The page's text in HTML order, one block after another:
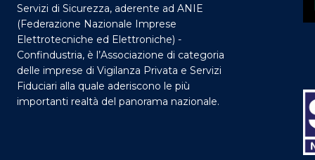
Servizi di Sicurezza, aderente ad ANIE
(Federazione Nazionale Imprese
Elettrotecniche ed Elettroniche) -
Confindustria, è l’Associazione di categoria
delle imprese di Vigilanza Privata e Servizi
Fiduciari alla quale aderiscono le più
importanti realtà del panorama nazionale.